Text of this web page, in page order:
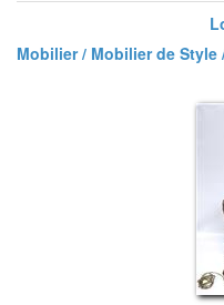
Mobilier / Mobilier de